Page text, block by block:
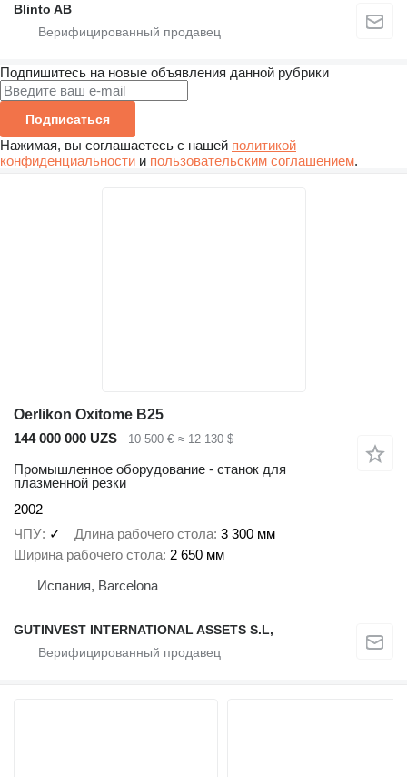
Blinto AB
Подпишитесь на новые объявления данной рубрики
Подписаться
Нажимая, вы соглашаетесь с нашей политикой
конфиденциальности и пользовательским соглашением.
Oerlikon Oxitome B25
144 000 000 UZS
10 500 € ≈ 12 130 $
Промышленное оборудование - станок для
плазменной резки
2002
ЧПУ ✓ Длина рабочего стола 3 300 мм
Ширина рабочего стола 2 650 мм
Испания, Barcelona
GUTINVEST INTERNATIONAL ASSETS S.L,